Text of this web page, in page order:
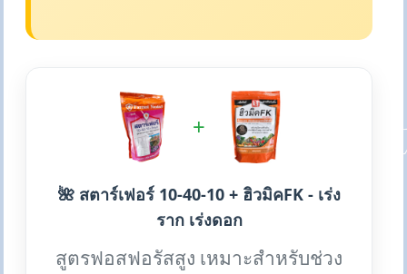
+
🌺 สตาร์เฟอร์ 10-40-10 + ฮิวมิคFK - เร่ง
ราก เร่งดอก
สูตรฟอสฟอรัสสูง เหมาะสำหรับช่วง